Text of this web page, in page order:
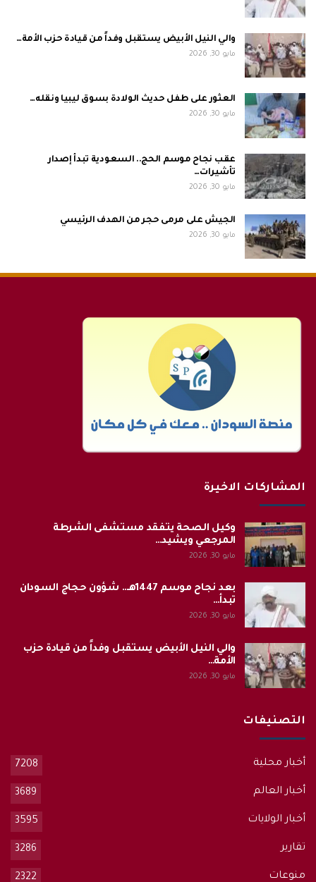
والي النيل الأبيض يستقبل وفداً من قيادة حزب الأمة…
مايو 30, 2026
العثور على طفل حديث الولادة بسوق ليبيا ونقله…
مايو 30, 2026
عقب نجاح موسم الحج.. السعودية تبدأ إصدار
تأشيرات…
مايو 30, 2026
الجيش على مرمى حجر من الهدف الرئيسي
مايو 30, 2026
المشاركات الاخيرة
وكيل الصحة يتفقد مستشفى الشرطة
المرجعي ويشيد…
مايو 30, 2026
بعد نجاح موسم 1447هـ.. شؤون حجاج السودان
تبدأ…
مايو 30, 2026
والي النيل الأبيض يستقبل وفداً من قيادة حزب
الأمة…
مايو 30, 2026
التصنيفات
أخبار محلية 7208
أخبار العالم 3689
أخبار الولايات 3595
تقارير 3286
منوعات 2322